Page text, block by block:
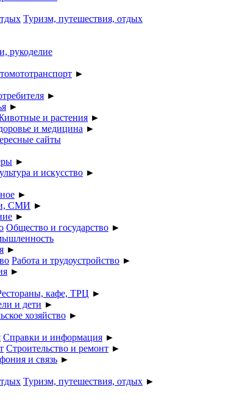
Туризм, путешествия, отдых
рукоделие
►
►
►
и растения ►
и медицина ►
сайты
►
и искусство ►
►
СМИ ►
►
Общество и государство ►
►
Работа и трудоустройство ►
►
кафе, ТРЦ ►
и дети ►
хозяйство ►
Справки и информация ►
Строительство и ремонт ►
и связь ►
Туризм, путешествия, отдых ►